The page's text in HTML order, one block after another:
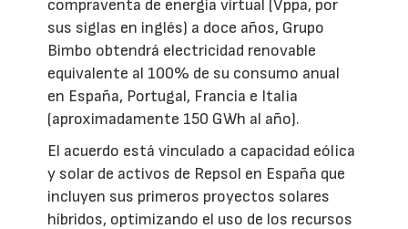
compraventa de energía virtual (Vppa, por
sus siglas en inglés) a doce años, Grupo
Bimbo obtendrá electricidad renovable
equivalente al 100% de su consumo anual
en España, Portugal, Francia e Italia
(aproximadamente 150 GWh al año).
El acuerdo está vinculado a capacidad eólica
y solar de activos de Repsol en España que
incluyen sus primeros proyectos solares
híbridos, optimizando el uso de los recursos